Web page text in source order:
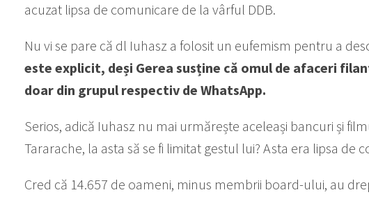
acuzat lipsa de comunicare de la vârful DDB.
Nu vi se pare că dl Iuhasz a folosit un eufemism pentru a
este explicit, deși Gerea susține că omul de afaceri
doar din grupul respectiv de WhatsApp.
Serios, adică Iuhasz nu mai urmărește aceleași bancuri și
Tararache, la asta să se fi limitat gestul lui? Asta era lipsa de
Cred că 14.657 de oameni, minus membrii board-ului, au